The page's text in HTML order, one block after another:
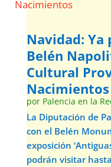
Navidad: Ya
Belén
Cultural
Nacimientos
por Palencia en la
La Diputación de
con el Belén
exposición
podrán visitar